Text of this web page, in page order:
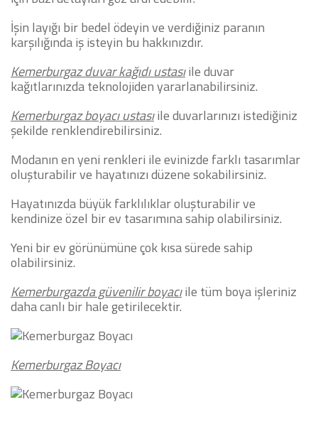
İşin layığı bir bedel ödeyin ve verdiğiniz paranın
karşılığında iş isteyin bu hakkınızdır.
Kemerburgaz duvar kağıdı ustasıile duvar
kağıtlarınızda teknolojiden yararlanabilirsiniz.
Kemerburgaz boyacı ustasıile duvarlarınızı istediğiniz
şekilde renklendirebilirsiniz.
Modanın en yeni renkleri ile evinizde farklı tasarımlar
oluşturabilir ve hayatınızı düzene sokabilirsiniz.
Hayatınızda büyük farklılıklar oluşturabilir ve
kendinize özel bir ev tasarımına sahip olabilirsiniz.
Yeni bir ev görünümüne çok kısa sürede sahip
olabilirsiniz.
Kemerburgazda güvenilir boyacıile tüm boya işleriniz
daha canlı bir hale getirilecektir.
Kemerburgaz Boyacı